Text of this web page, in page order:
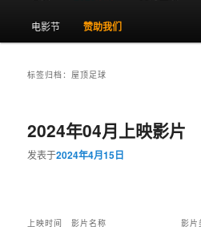
电影节 赞助我们
标签归档：屋顶足球
2024年04月上映影片
发表于2024年4月15日
上映时间 影片名称 影片